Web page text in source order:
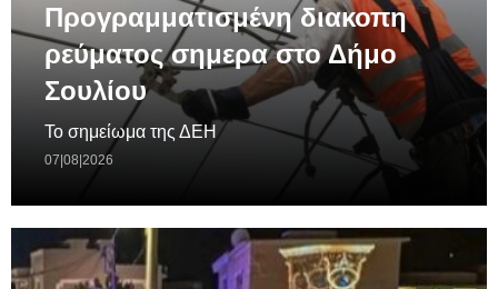
Προγραμματισμένη διακοπη
ρεύματος σημερα στο Δήμο
Σουλίου
Το σημείωμα της ΔΕΗ
07|08|2026